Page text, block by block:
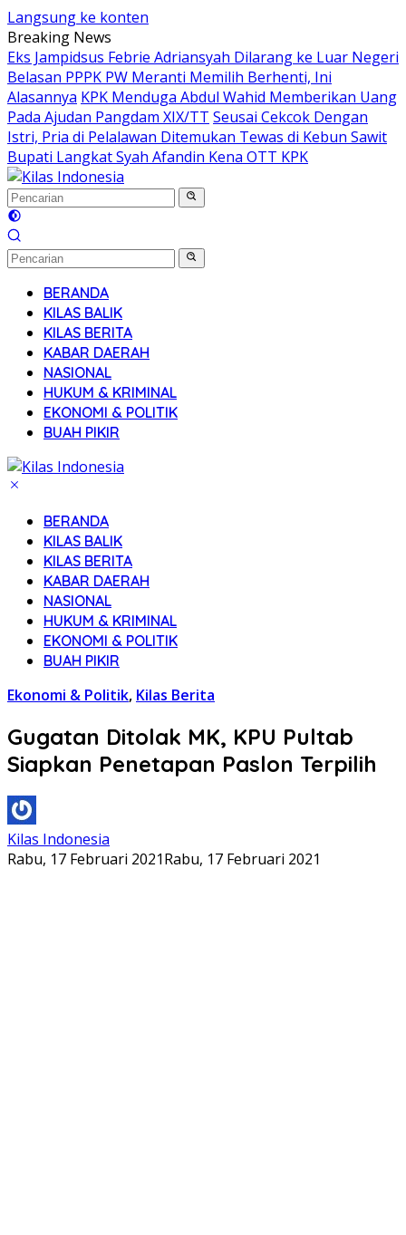
Langsung ke konten
Breaking News
Eks Jampidsus Febrie Adriansyah Dilarang ke Luar Negeri
Belasan PPPK PW Meranti Memilih Berhenti, Ini
Alasannya KPK Menduga Abdul Wahid Memberikan Uang
Pada Ajudan Pangdam XIX/TT Seusai Cekcok Dengan
Istri, Pria di Pelalawan Ditemukan Tewas di Kebun Sawit
Bupati Langkat Syah Afandin Kena OTT KPK
BERANDA
KILAS BALIK
KILAS BERITA
KABAR DAERAH
NASIONAL
HUKUM & KRIMINAL
EKONOMI & POLITIK
BUAH PIKIR
BERANDA
KILAS BALIK
KILAS BERITA
KABAR DAERAH
NASIONAL
HUKUM & KRIMINAL
EKONOMI & POLITIK
BUAH PIKIR
Ekonomi & Politik, Kilas Berita
Gugatan Ditolak MK, KPU Pultab
Siapkan Penetapan Paslon Terpilih
Kilas Indonesia
Rabu, 17 Februari 2021Rabu, 17 Februari 2021